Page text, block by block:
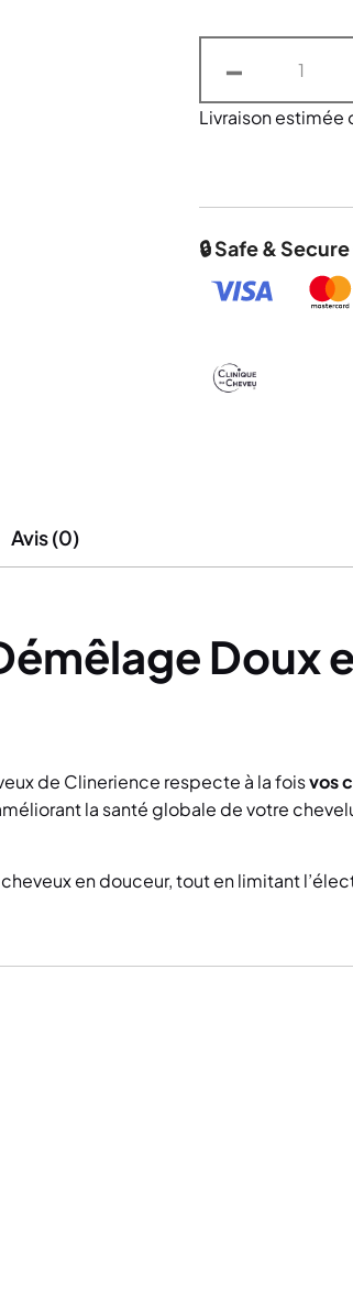
-
Livraison estimée
🔒 Safe &
Avis (0)
Doux
de Clinerience respecte à la foisvos
la santé globale de votre
en douceur, tout en limitant